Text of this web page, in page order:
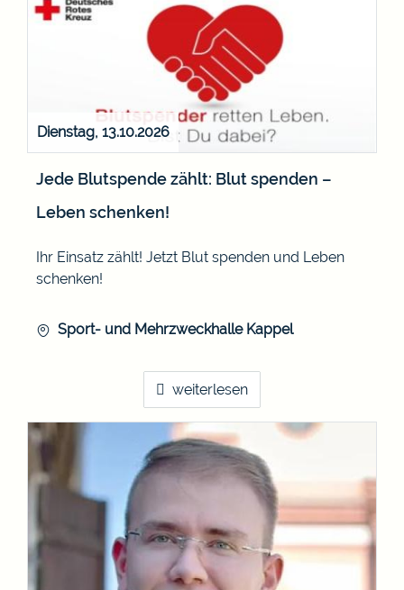
Dienstag, 13.10.2026
Jede Blutspende zählt: Blut spenden –
Leben schenken!
Sport- und Mehrzweckhalle Kappel
Ihr Einsatz zählt! Jetzt Blut spenden und Leben
schenken!
weiterlesen